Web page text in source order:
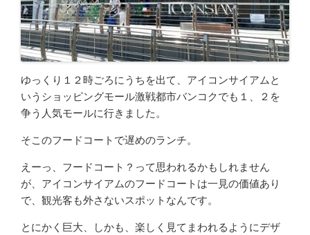
ゆっくり１２時ごろにうちを出て、アイコンサイアムと
いうショッピングモール激戦都市バンコクでも１、２を
争う人気モールに行きました。
そこのフードコートで遅めのランチ。
えーっ、フードコート？って思われるかもしれません
が、アイコンサイアムのフードコートは一見の価値あり
で、観光客も外さないスポットなんです。
とにかく巨大、しかも、楽しく見てまわれるようにデザ